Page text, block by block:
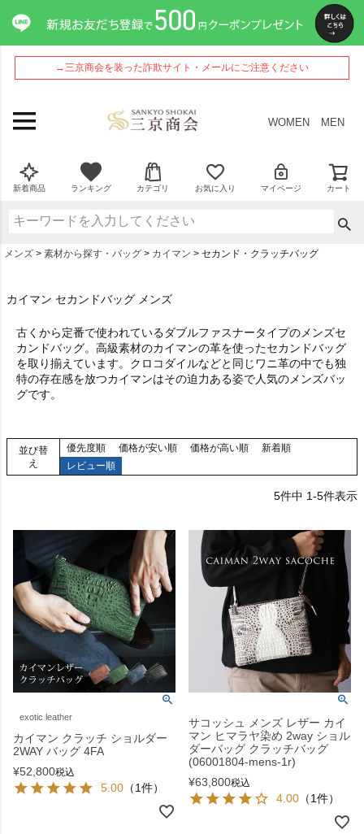
→三京商会を装った詐欺サイト・メールにご注意ください
WOMEN MEN
新着商品 ランキング カテゴリ お気に入り マイページ カート
メンズ 素材から探す・バッグ カイマン セカンド・クラッチバッグ
カイマン セカンドバッグ メンズ
古くから定番で使われているダブルファスナータイプのメンズセ
カンドバッグ。高級素材のカイマンの革を使ったセカンドバッグ
を取り揃えています。クロコダイルなどと同じワニ革の中でも独
特の存在感を放つカイマンはその迫力ある姿で人気のメンズバッ
グです。
並び替
え
優先度順 価格が安い順 価格が高い順
新着順
レビュー順
5件中 1-5件表示
exotic leather
カイマン クラッチ ショルダー
2WAY バッグ 4FA
¥52,800税込
5.00 （1件）
サコッシュ メンズ レザー カイ
マン ヒマラヤ染め 2way ショル
ダーバッグ クラッチバッグ
(06001804-mens-1r)
¥63,800税込
4.00 （1件）